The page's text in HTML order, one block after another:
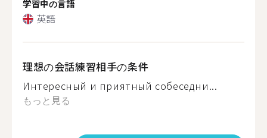
学習中の言語
英語
理想の会話練習相手の条件
Интересный и приятный собеседни...
もっと見る